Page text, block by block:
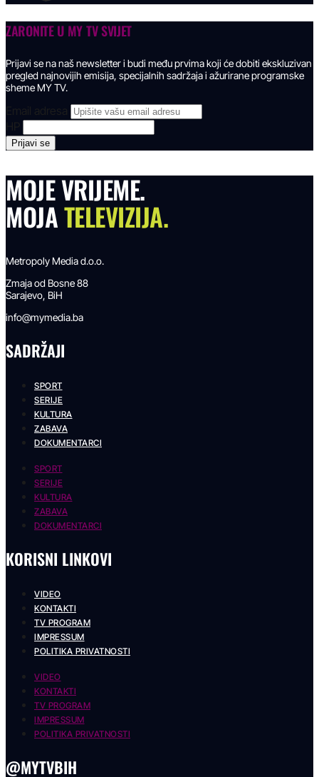
ZARONITE U MY TV SVIJET
Prijavi se na naš newsletter i budi među prvima koji će dobiti ekskluzivan
pregled najnovijih emisija, specijalnih sadržaja i ažurirane programske
sheme MY TV.
Email adresa
MOJE VRIJEME.
MOJATELEVIZIJA.
Metropoly Media d.o.o.
Zmaja od Bosne 88
Sarajevo, BiH
info@mymedia.ba
SADRŽAJI
SPORT
SERIJE
KULTURA
ZABAVA
DOKUMENTARCI
SPORT
SERIJE
KULTURA
ZABAVA
DOKUMENTARCI
KORISNI LINKOVI
VIDEO
KONTAKTI
TV PROGRAM
IMPRESSUM
POLITIKA PRIVATNOSTI
VIDEO
KONTAKTI
TV PROGRAM
IMPRESSUM
POLITIKA PRIVATNOSTI
@MYTVBIH